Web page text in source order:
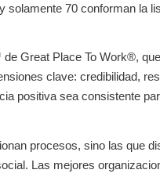
70 conforman la
Great Place To Work®,
clave: credibilidad,
positiva sea consistente
procesos, sino las que
Las mejores